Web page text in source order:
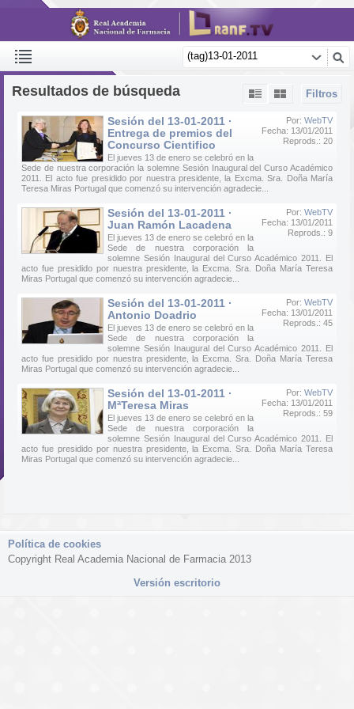
Filtros
Resultados de búsqueda
Por: WebTV
Fecha: 13/01/2011
Reprods.: 20
Sesión del 13-01-2011 ·
Entrega de premios del
Concurso Cientifico
El jueves 13 de enero se celebró en la
Sede de nuestra corporación la solemne Sesión Inaugural del Curso Académico
2011. El acto fue presidido por nuestra presidente, la Excma. Sra. Doña María
Teresa Miras Portugal que comenzó su intervención agradecie...
Por: WebTV
Fecha: 13/01/2011
Reprods.: 9
Sesión del 13-01-2011 ·
Juan Ramón Lacadena
El jueves 13 de enero se celebró en la
Sede de nuestra corporación la
solemne Sesión Inaugural del Curso Académico 2011. El
acto fue presidido por nuestra presidente, la Excma. Sra. Doña María Teresa
Miras Portugal que comenzó su intervención agradecie...
Por: WebTV
Fecha: 13/01/2011
Reprods.: 45
Sesión del 13-01-2011 ·
Antonio Doadrio
El jueves 13 de enero se celebró en la
Sede de nuestra corporación la
solemne Sesión Inaugural del Curso Académico 2011. El
acto fue presidido por nuestra presidente, la Excma. Sra. Doña María Teresa
Miras Portugal que comenzó su intervención agradecie...
Por: WebTV
Fecha: 13/01/2011
Reprods.: 59
Sesión del 13-01-2011 ·
MªTeresa Miras
El jueves 13 de enero se celebró en la
Sede de nuestra corporación la
solemne Sesión Inaugural del Curso Académico 2011. El
acto fue presidido por nuestra presidente, la Excma. Sra. Doña María Teresa
Miras Portugal que comenzó su intervención agradecie...
Política de cookies
Copyright Real Academia Nacional de Farmacia 2013
Versión escritorio